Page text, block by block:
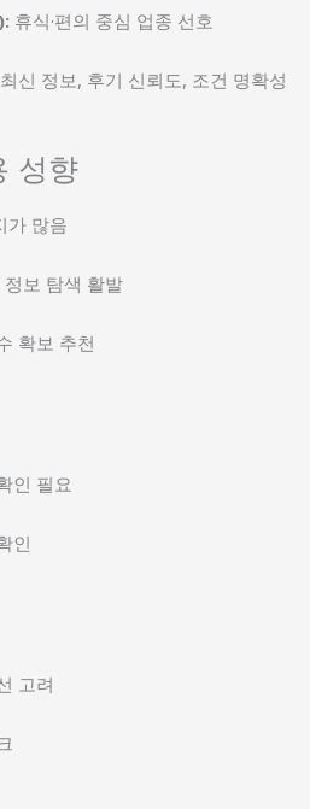
휴식·편의 중심 업종 선호
최신 정보, 후기 신뢰도, 조건 명확성
성향
가 많음
보 탐색 활발
확보 추천
인 필요
인
고려